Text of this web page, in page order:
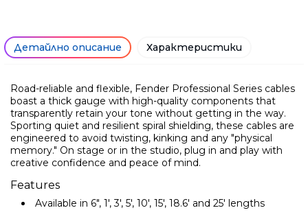
Ние ще се свържем с вас в
Детайлно описание Характеристики
Road-reliable and flexible, Fender Professional Series cables
boast a thick gauge with high-quality components that
transparently retain your tone without getting in the way.
Sporting quiet and resilient spiral shielding, these cables are
engineered to avoid twisting, kinking and any "physical
memory." On stage or in the studio, plug in and play with
creative confidence and peace of mind.
Features
Available in 6", 1', 3', 5', 10', 15', 18.6' and 25' lengths